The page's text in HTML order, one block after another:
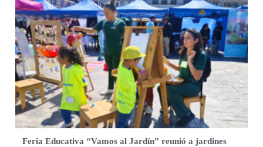
Feria Educativa “Vamos al Jardín” reunió a jardines